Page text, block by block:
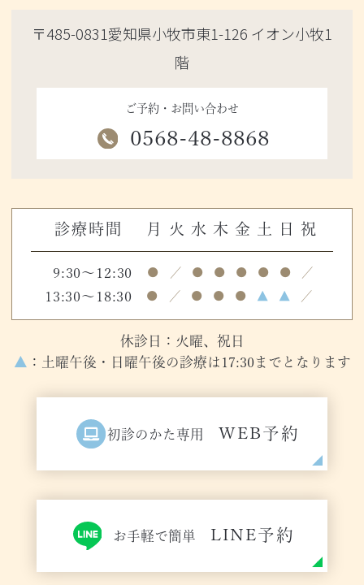
〒485-0831愛知県小牧市東1-126 イオン小牧1
階
ご予約・お問い合わせ
0568-48-8868
診療時間 月 火 水 木 金 土 日 祝
9:30～12:30 ● ／ ● ● ● ● ● ／
13:30～18:30 ● ／ ● ● ● ▲ ▲ ／
休診日：火曜、祝日
▲ ：土曜午後・日曜午後の診療は17:30までとなります
初診のかた専用 WEB予約
お手軽で簡単 LINE予約